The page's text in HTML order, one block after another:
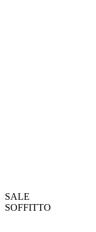
SALE
SOFFITTO